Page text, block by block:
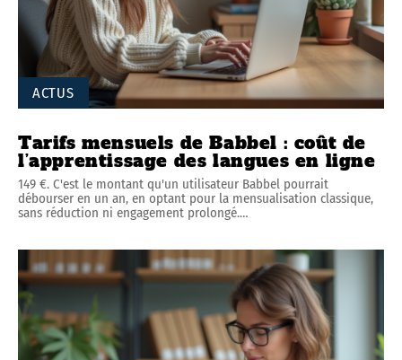
ACTUS
Tarifs mensuels de Babbel : coût de
l’apprentissage des langues en ligne
149 €. C'est le montant qu'un utilisateur Babbel pourrait
débourser en un an, en optant pour la mensualisation classique,
sans réduction ni engagement prolongé.…